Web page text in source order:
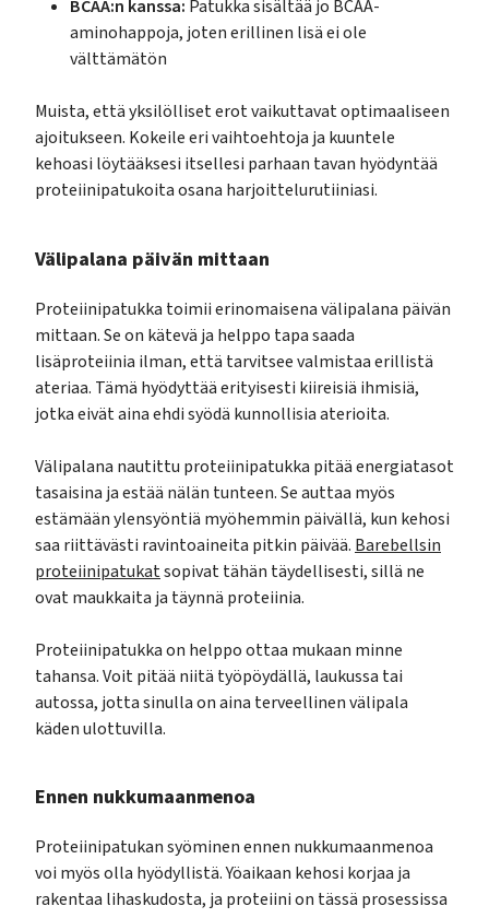
BCAA:n kanssa: Patukka sisältää jo BCAA-
aminohappoja, joten erillinen lisä ei ole
välttämätön
Muista, että yksilölliset erot vaikuttavat optimaaliseen
ajoitukseen. Kokeile eri vaihtoehtoja ja kuuntele
kehoasi löytääksesi itsellesi parhaan tavan hyödyntää
proteiinipatukoita osana harjoittelurutiiniasi.
Välipalana päivän mittaan
Proteiinipatukka toimii erinomaisena välipalana päivän
mittaan. Se on kätevä ja helppo tapa saada
lisäproteiinia ilman, että tarvitsee valmistaa erillistä
ateriaa. Tämä hyödyttää erityisesti kiireisiä ihmisiä,
jotka eivät aina ehdi syödä kunnollisia aterioita.
Välipalana nautittu proteiinipatukka pitää energiatasot
tasaisina ja estää nälän tunteen. Se auttaa myös
estämään ylensyöntiä myöhemmin päivällä, kun kehosi
saa riittävästi ravintoaineita pitkin päivää. Barebellsin
proteiinipatukatsopivat tähän täydellisesti, sillä ne
ovat maukkaita ja täynnä proteiinia.
Proteiinipatukka on helppo ottaa mukaan minne
tahansa. Voit pitää niitä työpöydällä, laukussa tai
autossa, jotta sinulla on aina terveellinen välipala
käden ulottuvilla.
Ennen nukkumaanmenoa
Proteiinipatukan syöminen ennen nukkumaanmenoa
voi myös olla hyödyllistä. Yöaikaan kehosi korjaa ja
rakentaa lihaskudosta, ja proteiini on tässä prosessissa